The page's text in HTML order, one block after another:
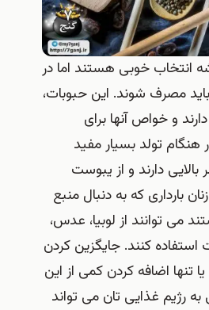
خوبی هستند اما در
مصرف شوند. این حبوبات،
و خواص آنها برای
تولد بسیار مفید
دارند و از یبوست
که به دنبال منبع
از لوبیا، عدس،
کنند. جایگزین کردن
اضافه کردن کمی از این
غذایی تان می تواند